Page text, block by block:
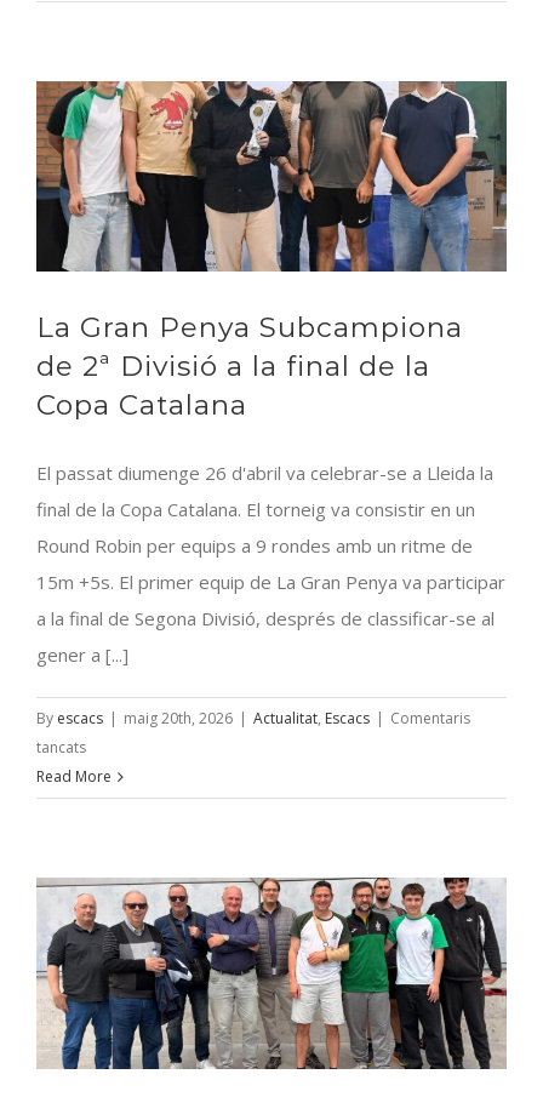
actuació
amb
podi
per
Queralt
Herrando
La Gran Penya Subcampiona
de 2ª Divisió a la final de la
Copa Catalana
El passat diumenge 26 d'abril va celebrar-se a Lleida la
final de la Copa Catalana. El torneig va consistir en un
Round Robin per equips a 9 rondes amb un ritme de
15m +5s. El primer equip de La Gran Penya va participar
a la final de Segona Divisió, després de classificar-se al
gener a [...]
By escacs | maig 20th, 2026 | Actualitat, Escacs | Comentaris
tancatsa
La
Gran
de
2ª
Divisió
a
la
final
de
Read More